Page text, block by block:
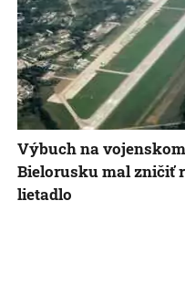
Výbuch na
Bielorusku mal zničiť
lietadlo